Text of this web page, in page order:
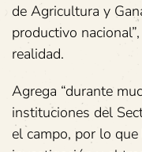
de Agricultura y
productivo
realidad.
Agrega “durante
instituciones del
el campo, por lo